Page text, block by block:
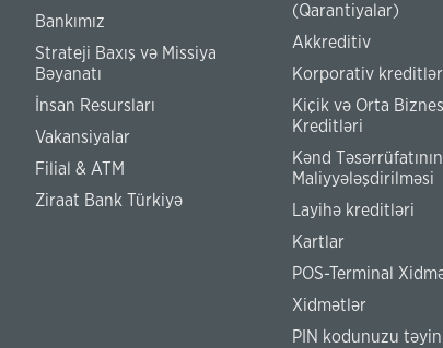
Bankımız
Strateji Baxış və Missiya
Bəyanatı
İnsan Resursları
Vakansiyalar
Filial & ATM
Ziraat Bank Türkiyə
(Qarantiyalar)
Akkreditiv
Korporativ kreditlər
Kiçik və Orta Biznes
Kreditləri
Kənd Təsərrüfatının
Maliyyələşdirilməsi
Layihə kreditləri
Kartlar
POS-Terminal
Xidmətlər
PIN kodunuzu təyin